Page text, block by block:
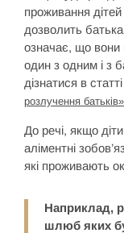
проживання дітей
дозволить
означає, що вони
один з одним і з
дізнатися в статті
розлучення
До речі, якщо
аліментні
які проживають
Наприклад,
шлюб яких